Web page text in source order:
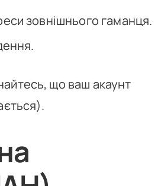
зовнішнього гаманця.
що ваш акаунт